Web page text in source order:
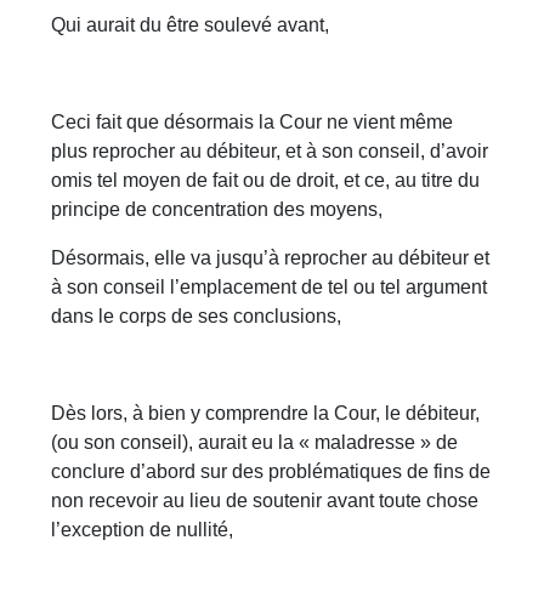
Qui aurait du être soulevé avant,
Ceci fait que désormais la Cour ne vient même
plus reprocher au débiteur, et à son conseil, d’avoir
omis tel moyen de fait ou de droit, et ce, au titre du
principe de concentration des moyens,
Désormais, elle va jusqu’à reprocher au débiteur et
à son conseil l’emplacement de tel ou tel argument
dans le corps de ses conclusions,
Dès lors, à bien y comprendre la Cour, le débiteur,
(ou son conseil), aurait eu la « maladresse » de
conclure d’abord sur des problématiques de fins de
non recevoir au lieu de soutenir avant toute chose
l’exception de nullité,